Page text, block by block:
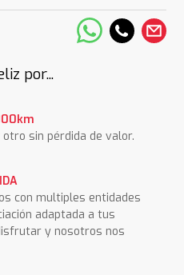
por...
sin pérdida de valor.
con multiples entidades
adaptada a tus
y nosotros nos